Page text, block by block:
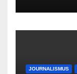
JOURNALISMUS